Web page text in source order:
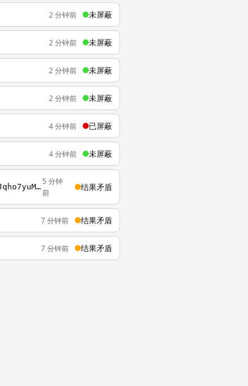
2 分钟前 未屏蔽
2 分钟前 未屏蔽
2 分钟前 未屏蔽
2 分钟前 未屏蔽
4 分钟前 已屏蔽
4 分钟前 未屏蔽
http://www.baidu.com/s?wd=%E6%9A%B4%E5%90%9B%3Fcron_key%3DHW_OMiFD8hN_jLld01nMor9QRryzNeJqho7yuMCADkk
5 分钟
前
结果矛盾
7 分钟前 结果矛盾
7 分钟前 结果矛盾